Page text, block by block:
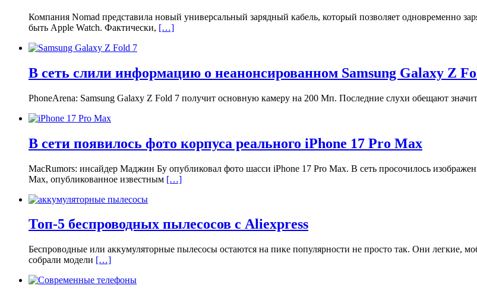
Компания Nomad представила новый универсальный зарядный кабель, который позволяет одновременно
быть Apple Watch. Фактически, […]
В сеть слили информацию о неанонсированном Samsung Galaxy Z
PhoneArena: Samsung Galaxy Z Fold 7 получит основную камеру на 200 Мп. Последние слухи обещают
В сети появилось фото корпуса реального iPhone 17 Pro Max
MacRumors: инсайдер Маджин Бу опубликовал фото шасси iPhone 17 Pro Max. В сеть просочилось
Max, опубликованное известным […]
Топ-5 беспроводных пылесосов с Aliexpress
Беспроводные или аккумуляторные пылесосы остаются на пике популярности не просто так. Они легкие,
собрали модели […]